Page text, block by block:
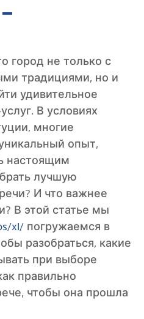
город не только с
традициями, но и
удивительное
В условиях
многие
опыт,
настоящим
лучшую
И что важнее
В этой статье мы
xl/ погружаемся в
разобраться, какие
при выборе
правильно
чтобы она прошла